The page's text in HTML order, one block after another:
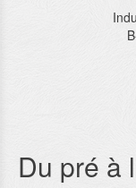
Du pré à